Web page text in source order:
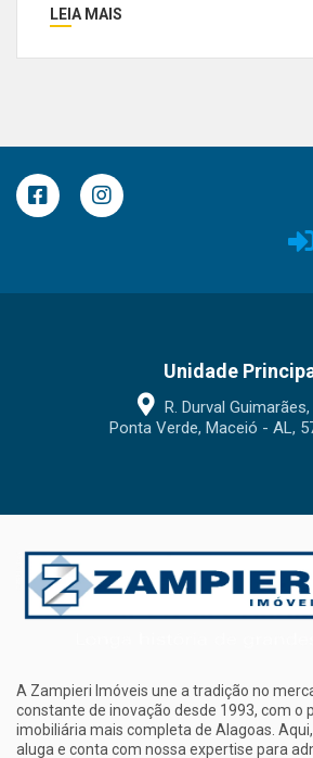
LEIA MAIS
Unidade
R. Durval
Ponta Verde, Maceió - AL,
A Zampieri Imóveis une a tradição no
constante de inovação desde 1993, com o
imobiliária mais completa de Alagoas.
aluga e conta com nossa expertise para